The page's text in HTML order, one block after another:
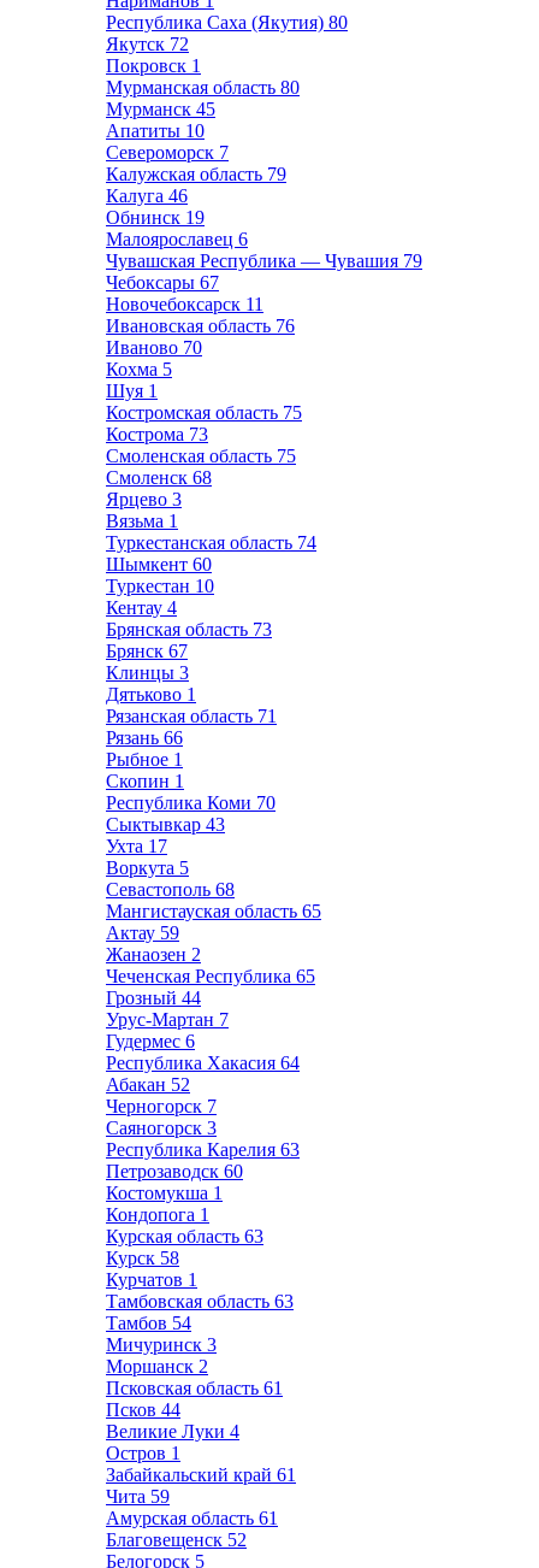
Республика Саха (Якутия) 80
Якутск 72
Покровск 1
Мурманская область 80
Мурманск 45
Апатиты 10
Североморск 7
Калужская область 79
Калуга 46
Обнинск 19
Малоярославец 6
Чувашская Республика — Чувашия 79
Чебоксары 67
Новочебоксарск 11
Ивановская область 76
Иваново 70
Кохма 5
Шуя 1
Костромская область 75
Кострома 73
Смоленская область 75
Смоленск 68
Ярцево 3
Вязьма 1
Туркестанская область 74
Шымкент 60
Туркестан 10
Кентау 4
Брянская область 73
Брянск 67
Клинцы 3
Дятьково 1
Рязанская область 71
Рязань 66
Рыбное 1
Скопин 1
Республика Коми 70
Сыктывкар 43
Ухта 17
Воркута 5
Севастополь 68
Мангистауская область 65
Актау 59
Жанаозен 2
Чеченская Республика 65
Грозный 44
Урус-Мартан 7
Гудермес 6
Республика Хакасия 64
Абакан 52
Черногорск 7
Саяногорск 3
Республика Карелия 63
Петрозаводск 60
Костомукша 1
Кондопога 1
Курская область 63
Курск 58
Курчатов 1
Тамбовская область 63
Тамбов 54
Мичуринск 3
Моршанск 2
Псковская область 61
Псков 44
Великие Луки 4
Остров 1
Забайкальский край 61
Чита 59
Амурская область 61
Благовещенск 52
Белогорск 5